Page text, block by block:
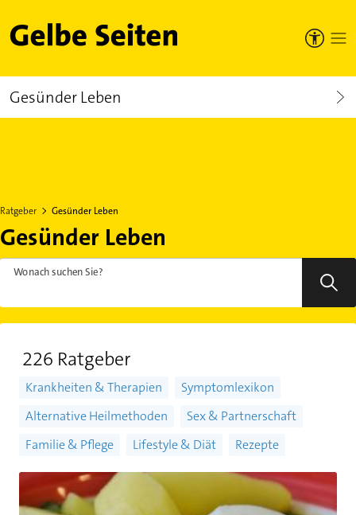
Gelbe Seiten
Gesünder Leben
Ratgeber Gesünder Leben
Gesünder Leben
Wonach suchen Sie?
226 Ratgeber
Krankheiten & Therapien
Symptomlexikon
Alternative Heilmethoden
Sex & Partnerschaft
Familie & Pflege
Lifestyle & Diät Rezepte
Die besten Tipps für eine ausgewogene Ernährung vor dem